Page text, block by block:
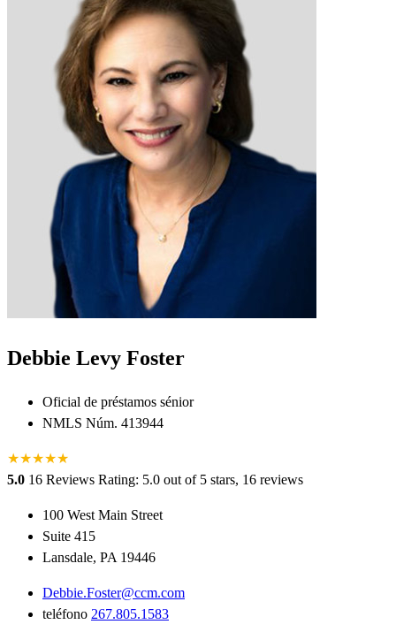
Debbie Levy Foster
Oficial de préstamos sénior
NMLS Núm. 413944
★★★★★
5.0 16 Reviews Rating: 5.0 out of 5 stars, 16 reviews
100 West Main Street
Suite 415
Lansdale, PA 19446
Debbie.Foster@ccm.com
teléfono 267.805.1583